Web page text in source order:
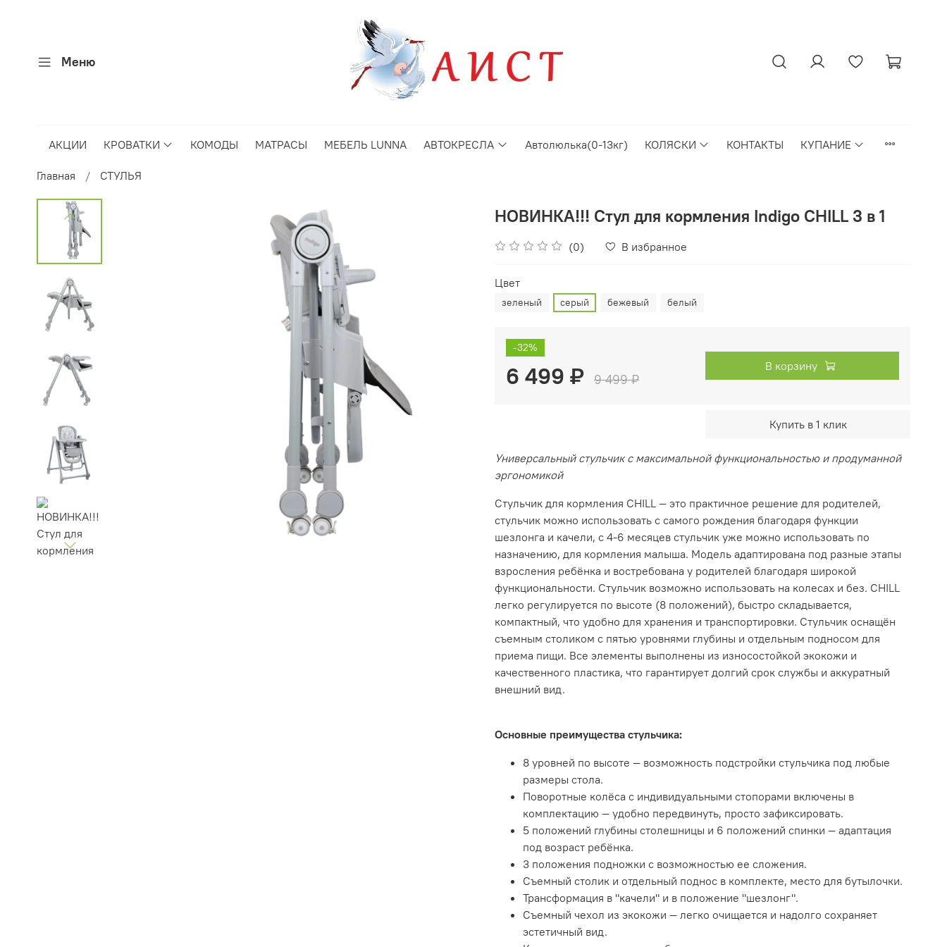
Меню
АКЦИИ КРОВАТКИ КОМОДЫ МАТРАСЫ МЕБЕЛЬ LUNNA АВТОКРЕСЛА Автолюлька(0-13кг) КОЛЯСКИ КОНТАКТЫ КУПАНИЕ
Главная СТУЛЬЯ
НОВИНКА!!! Стул для кормления Indigo CHILL 3 в 1
(0) В избранное
Цвет
зеленый серый бежевый белый
-32%
6 499 ₽ 9 499 ₽
В корзину
Купить в 1 клик
Универсальный стульчик с максимальной функциональностью и продуманной
эргономикой
Стульчик для кормления CHILL — это практичное решение для родителей,
стульчик можно использовать с самого рождения благодаря функции
шезлонга и качели, с 4-6 месяцев стульчик уже можно использовать по
назначению, для кормления малыша. Модель адаптирована под разные этапы
взросления ребёнка и востребована у родителей благодаря широкой
функциональности. Стульчик возможно использовать на колесах и без. CHILL
легко регулируется по высоте (8 положений), быстро складывается,
компактный, что удобно для хранения и транспортировки. Стульчик оснащён
съемным столиком с пятью уровнями глубины и отдельным подносом для
приема пищи. Все элементы выполнены из износостойкой экокожи и
качественного пластика, что гарантирует долгий срок службы и аккуратный
внешний вид.
Основные преимущества стульчика:
8 уровней по высоте — возможность подстройки стульчика под любые
размеры стола.
Поворотные колёса с индивидуальными стопорами включены в
комплектацию — удобно передвинуть, просто зафиксировать.
5 положений глубины столешницы и 6 положений спинки — адаптация
под возраст ребёнка.
3 положения подножки с возможностью ее сложения.
Съемный столик и отдельный поднос в комплекте, место для бутылочки.
Трансформация в "качели" и в положение "шезлонг".
Съемный чехол из экокожи — легко очищается и надолго сохраняет
эстетичный вид.